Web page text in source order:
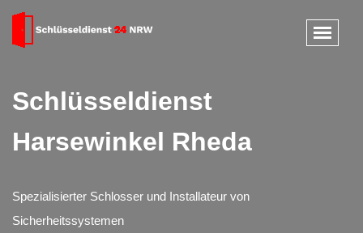
Schlüsseldienst
Harsewinkel Rheda
Spezialisierter Schlosser und Installateur von
Sicherheitssystemen